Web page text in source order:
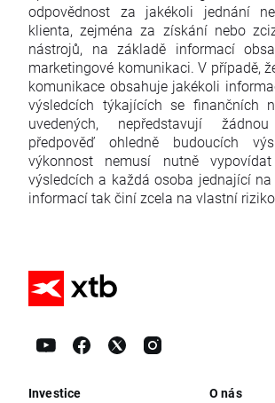
odpovědnost za jakékoli jednání
klienta, zejména za získání nebo
nástrojů, na základě informací
marketingové komunikaci. V případě,
komunikace obsahuje jakékoli
výsledcích týkajících se finančních
uvedených, nepředstavují
předpověď ohledně budoucích
výkonnost nemusí nutně
výsledcích a každá osoba jednající
informací tak činí zcela na vlastní
Investice O nás